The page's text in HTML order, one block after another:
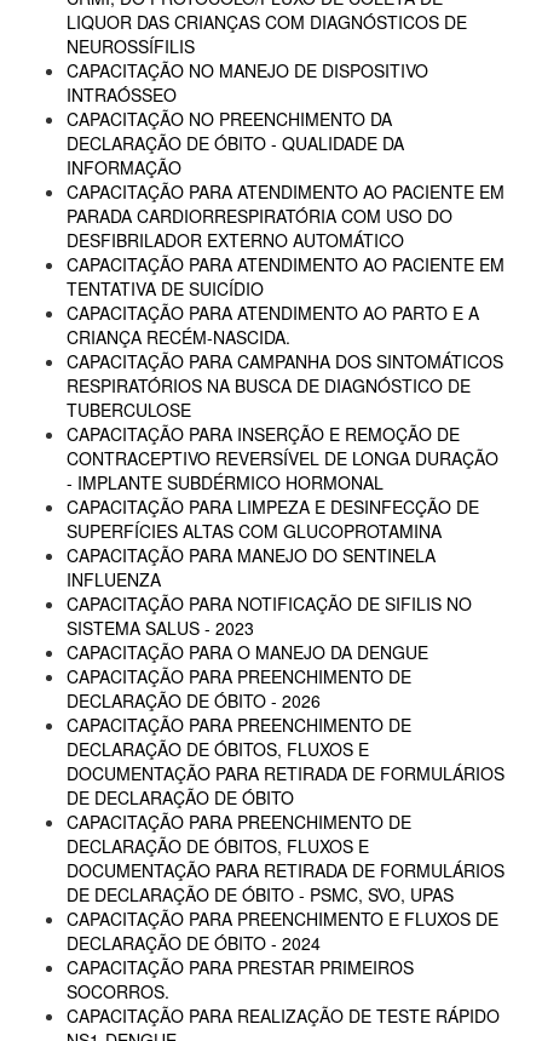
LIQUOR DAS CRIANÇAS COM DIAGNÓSTICOS DE
NEUROSSÍFILIS
CAPACITAÇÃO NO MANEJO DE DISPOSITIVO
INTRAÓSSEO
CAPACITAÇÃO NO PREENCHIMENTO DA
DECLARAÇÃO DE ÓBITO - QUALIDADE DA
INFORMAÇÃO
CAPACITAÇÃO PARA ATENDIMENTO AO PACIENTE EM
PARADA CARDIORRESPIRATÓRIA COM USO DO
DESFIBRILADOR EXTERNO AUTOMÁTICO
CAPACITAÇÃO PARA ATENDIMENTO AO PACIENTE EM
TENTATIVA DE SUICÍDIO
CAPACITAÇÃO PARA ATENDIMENTO AO PARTO E A
CRIANÇA RECÉM-NASCIDA.
CAPACITAÇÃO PARA CAMPANHA DOS SINTOMÁTICOS
RESPIRATÓRIOS NA BUSCA DE DIAGNÓSTICO DE
TUBERCULOSE
CAPACITAÇÃO PARA INSERÇÃO E REMOÇÃO DE
CONTRACEPTIVO REVERSÍVEL DE LONGA DURAÇÃO
- IMPLANTE SUBDÉRMICO HORMONAL
CAPACITAÇÃO PARA LIMPEZA E DESINFECÇÃO DE
SUPERFÍCIES ALTAS COM GLUCOPROTAMINA
CAPACITAÇÃO PARA MANEJO DO SENTINELA
INFLUENZA
CAPACITAÇÃO PARA NOTIFICAÇÃO DE SIFILIS NO
SISTEMA SALUS - 2023
CAPACITAÇÃO PARA O MANEJO DA DENGUE
CAPACITAÇÃO PARA PREENCHIMENTO DE
DECLARAÇÃO DE ÓBITO - 2026
CAPACITAÇÃO PARA PREENCHIMENTO DE
DECLARAÇÃO DE ÓBITOS, FLUXOS E
DOCUMENTAÇÃO PARA RETIRADA DE FORMULÁRIOS
DE DECLARAÇÃO DE ÓBITO
CAPACITAÇÃO PARA PREENCHIMENTO DE
DECLARAÇÃO DE ÓBITOS, FLUXOS E
DOCUMENTAÇÃO PARA RETIRADA DE FORMULÁRIOS
DE DECLARAÇÃO DE ÓBITO - PSMC, SVO, UPAS
CAPACITAÇÃO PARA PREENCHIMENTO E FLUXOS DE
DECLARAÇÃO DE ÓBITO - 2024
CAPACITAÇÃO PARA PRESTAR PRIMEIROS
SOCORROS.
CAPACITAÇÃO PARA REALIZAÇÃO DE TESTE RÁPIDO